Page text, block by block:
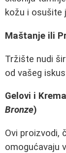
kožu i osušite
Maštanje ili
Tržište nudi
od vašeg
Gelovi i
Bronze)
Ovi proizvodi,
omogućavaju